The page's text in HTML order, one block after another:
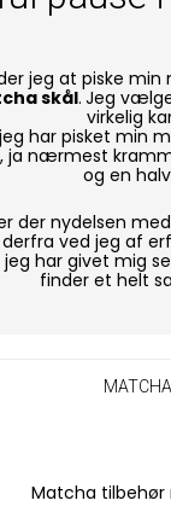
jeg at piske
skål. Jeg
virkelig
har pisket min
nærmest
og en
der nydelsen
ved jeg af
har givet mig
finder et helt
Matcha